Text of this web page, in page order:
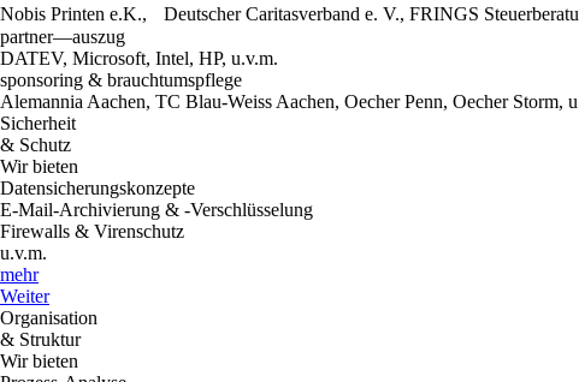
Nobis Printen e.K., Deutscher Caritasverband e. V., FRINGS
partner—auszug
DATEV, Microsoft, Intel, HP, u.v.m.
sponsoring & brauchtumspflege
Alemannia Aachen, TC Blau-Weiss Aachen, Oecher Penn, Oecher Storm,
Sicherheit
& Schutz
Wir bieten
Datensicherungskonzepte
E-Mail-Archivierung & -Verschlüsselung
Firewalls & Virenschutz
u.v.m.
mehr
Weiter
Organisation
& Struktur
Wir bieten